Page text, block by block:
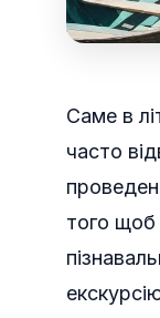
Саме в
часто
того щоб